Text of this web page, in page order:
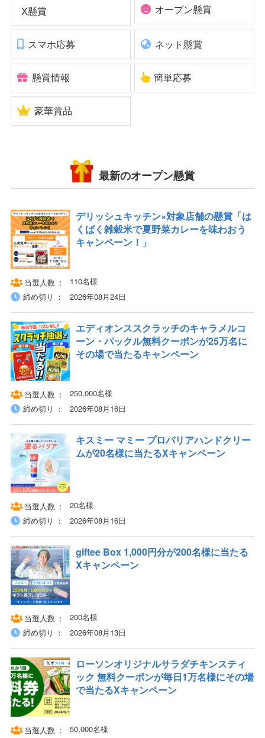
X懸賞 オープン懸賞
スマホ応募 ネット懸賞
懸賞情報 簡単応募
豪華賞品
最新のオープン懸賞
デリッシュキッチン×対象店舗の懸賞「は
くばく雑穀米で夏野菜カレーを味わおう
キャンペーン！」
当選人数
110名様
締め切り
2026年08月24日
エディオンススクラッチのキャラメルコ
ーン・パックル無料クーポンが25万名に
その場で当たるキャンペーン
当選人数
250,000名様
締め切り
2026年08月16日
キスミー マミー プロバリアハンドクリー
ムが20名様に当たるXキャンペーン
当選人数
20名様
締め切り
2026年08月16日
giftee Box 1,000円分が200名様に当たる
Xキャンペーン
当選人数
200名様
締め切り
2026年08月13日
ローソンオリジナルサラダチキンスティ
ック 無料クーポンが毎日1万名様にその場
で当たるXキャンペーン
当選人数
50,000名様